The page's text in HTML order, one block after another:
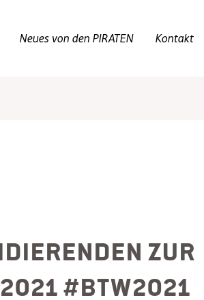
Neues von den PIRATEN Kontakt
zur
#BTW2021